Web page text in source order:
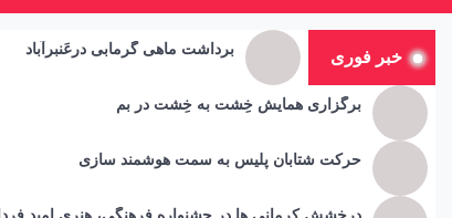
خبر فوری برداشت ماهی گرمابی درعَنبرآباد
برگزاری همایش خِشت به خِشت در بم
حرکت شتابان پلیس به سمت هوشمند سازی